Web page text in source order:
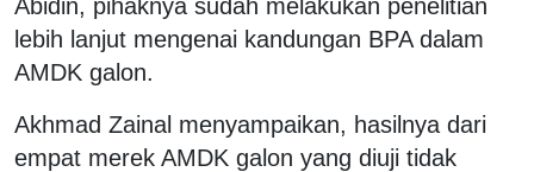
Abidin, pihaknya sudah melakukan penelitian
lebih lanjut mengenai kandungan BPA dalam
AMDK galon.
Akhmad Zainal menyampaikan, hasilnya dari
empat merek AMDK galon yang diuji tidak